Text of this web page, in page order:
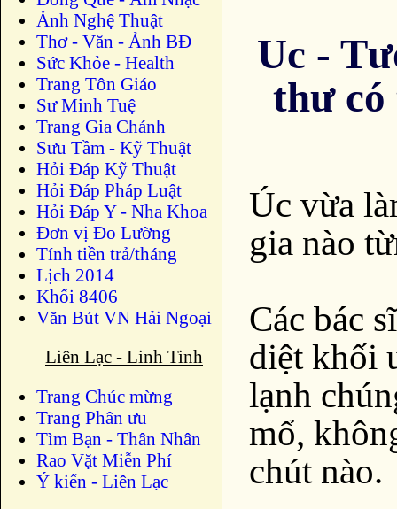
Ảnh Nghệ Thuật
Thơ - Văn - Ảnh BĐ
Sức Khỏe - Health
Trang Tôn Giáo
Sư Minh Tuệ
Trang Gia Chánh
Sưu Tầm - Kỹ Thuật
Hỏi Đáp Kỹ Thuật
Hỏi Đáp Pháp Luật
Hỏi Đáp Y - Nha Khoa
Đơn vị Đo Lường
Tính tiền trả/tháng
Lịch 2014
Khối 8406
Văn Bút VN Hải Ngoại
Liên Lạc - Linh Tinh
Trang Chúc mừng
Trang Phân ưu
Tìm Bạn - Thân Nhân
Rao Vặt Miễn Phí
Ý kiến - Liên Lạc
Uc -
thư có
Úc vừa
gia nào
Các bác
diệt khối
lạnh
mổ,
chút nào.